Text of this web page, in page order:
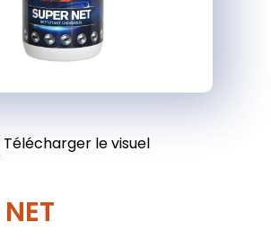
Télécharger le visuel